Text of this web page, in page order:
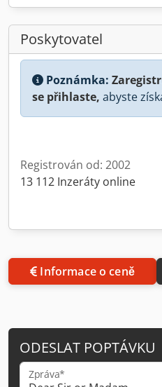
Poskytovatel
Poznámka:
se přihlaste, abyste
Registrován od: 2002
13 112 Inzeráty online
Informace o ceně
ODESLAT POPTÁVKU
Zpráva*